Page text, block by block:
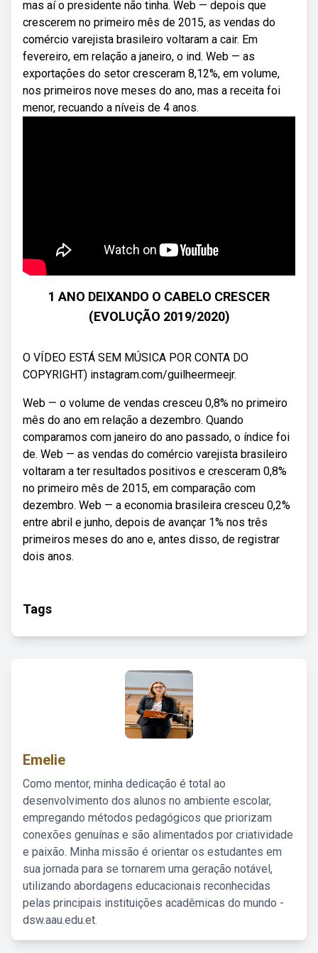
mas aí o presidente não tinha. Web — depois que
crescerem no primeiro mês de 2015, as vendas do
comércio varejista brasileiro voltaram a cair. Em
fevereiro, em relação a janeiro, o ind. Web — as
exportações do setor cresceram 8,12%, em volume,
nos primeiros nove meses do ano, mas a receita foi
menor, recuando a níveis de 4 anos.
1 ANO DEIXANDO O CABELO CRESCER
(EVOLUÇÃO 2019/2020)
O VÍDEO ESTÁ SEM MÚSICA POR CONTA DO
COPYRIGHT) instagram.com/guilheermeejr.
Web — o volume de vendas cresceu 0,8% no primeiro
mês do ano em relação a dezembro. Quando
comparamos com janeiro do ano passado, o índice foi
de. Web — as vendas do comércio varejista brasileiro
voltaram a ter resultados positivos e cresceram 0,8%
no primeiro mês de 2015, em comparação com
dezembro. Web — a economia brasileira cresceu 0,2%
entre abril e junho, depois de avançar 1% nos três
primeiros meses do ano e, antes disso, de registrar
dois anos.
Tags
Emelie
Como mentor, minha dedicação é total ao
desenvolvimento dos alunos no ambiente escolar,
empregando métodos pedagógicos que priorizam
conexões genuínas e são alimentados por criatividade
e paixão. Minha missão é orientar os estudantes em
sua jornada para se tornarem uma geração notável,
utilizando abordagens educacionais reconhecidas
pelas principais instituições acadêmicas do mundo -
dsw.aau.edu.et.